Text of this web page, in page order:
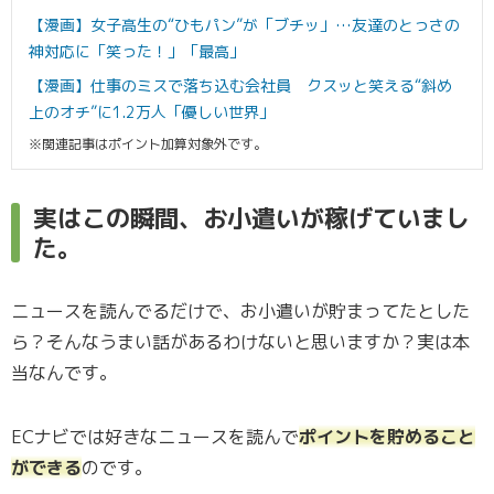
【漫画】女子高生の“ひもパン”が「ブチッ」…友達のとっさの
神対応に「笑った！」「最高」
【漫画】仕事のミスで落ち込む会社員 クスッと笑える“斜め
上のオチ”に1.2万人「優しい世界」
※関連記事はポイント加算対象外です。
実はこの瞬間、お小遣いが稼げていまし
た。
ニュースを読んでるだけで、お小遣いが貯まってたとした
ら？そんなうまい話があるわけないと思いますか？実は本
当なんです。
ECナビでは好きなニュースを読んでポイントを貯めること
ができるのです。